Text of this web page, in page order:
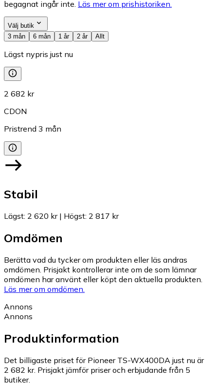
begagnat ingår inte. Läs mer om prishistoriken.
Välj butik
3 mån
6 mån 1 år 2 år Allt
Lägst nypris just nu
2 682 kr
CDON
Pristrend 3 mån
Stabil
Lägst: 2 620 kr| Högst: 2 817 kr
Omdömen
Berätta vad du tycker om produkten eller läs andras
omdömen. Prisjakt kontrollerar inte om de som lämnar
omdömen har använt eller köpt den aktuella produkten.
Läs mer om omdömen.
Annons
Annons
Produktinformation
Det billigaste priset för Pioneer TS-WX400DA just nu är
2 682 kr. Prisjakt jämför priser och erbjudande från 5
butiker.